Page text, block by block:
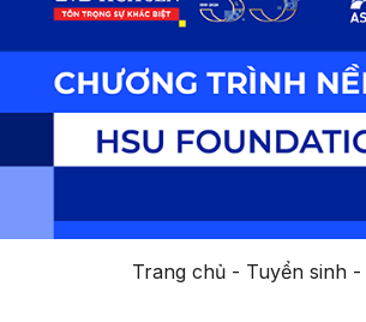
Trang chủ- Tuyển sinh-